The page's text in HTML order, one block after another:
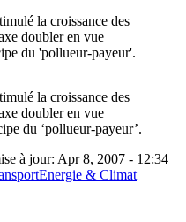
la croissance des
doubler en vue
du 'pollueur-payeur'.
la croissance des
doubler en vue
du ‘pollueur-payeur’.
à jour: Apr 8, 2007 - 12:34
Energie & Climat